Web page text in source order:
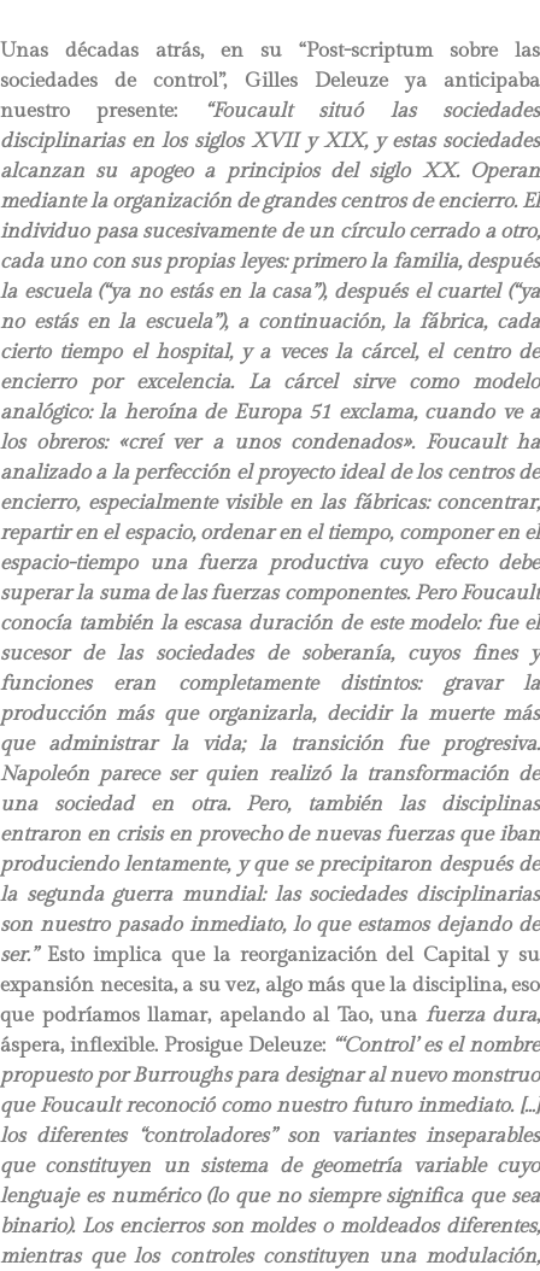
Unas décadas atrás, en su “Post-scriptum sobre las
sociedades de control”, Gilles Deleuze ya anticipaba
nuestro presente:
“Foucault situó las sociedades
disciplinarias en los siglos XVII y XIX, y estas sociedades
alcanzan su apogeo a principios del siglo XX. Operan
mediante la organización de grandes centros de encierro. El
individuo pasa sucesivamente de un círculo cerrado a otro,
cada uno con sus propias leyes: primero la familia, después
la escuela (“ya no estás en la casa”), después el cuartel (“ya
no estás en la escuela’’), a continuación, la fábrica, cada
cierto tiempo el hospital, y a veces la cárcel, el centro de
encierro por excelencia. La cárcel sirve como modelo
analógico: la heroína de Europa 51 exclama, cuando ve a
los obreros: «creí ver a unos condenados». Foucault ha
analizado a la perfección el proyecto ideal de los centros de
encierro, especialmente visible en las fábricas: concentrar,
repartir en el espacio, ordenar en el tiempo, componer en el
espacio-tiempo una fuerza productiva cuyo efecto debe
superar la suma de las fuerzas componentes. Pero Foucault
conocía también la escasa duración de este modelo: fue el
sucesor de las sociedades de soberanía, cuyos fines y
funciones eran completamente distintos: gravar la
producción más que organizarla, decidir la muerte más
que administrar la vida; la transición fue progresiva.
Napoleón parece ser quien realizó la transformación de
una sociedad en otra. Pero, también las disciplinas
entraron en crisis en provecho de nuevas fuerzas que iban
produciendo lentamente, y que se precipitaron después de
la segunda guerra mundial: las sociedades disciplinarias
son nuestro pasado inmediato, lo que estamos dejando de
ser.”Esto implica que la reorganización del Capital y su
expansión necesita, a su vez, algo más que la disciplina, eso
que podríamos llamar, apelando al Tao, una fuerza dura,
áspera, inflexible. Prosigue Deleuze: “‘Control’ es el nombre
propuesto por Burroughs para designar al nuevo monstruo
que Foucault reconoció como nuestro futuro inmediato. […]
los diferentes “controladores” son variantes inseparables
que constituyen un sistema de geometría variable cuyo
lenguaje es numérico (lo que no siempre significa que sea
binario). Los encierros son moldes o moldeados diferentes,
mientras que los controles constituyen una modulación,